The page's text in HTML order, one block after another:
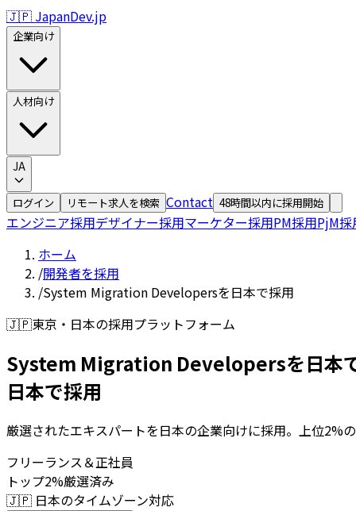
🇯🇵 JapanDev.jp
企業向け
人材向け
JA
ログイン リモート求人を検索 Contact 48時間以内に採用開始
エンジニア採用デザイナー採用マーケター採用PM採用PjM採
ホーム
/開発者を採用
/System Migration Developersを日本で採用
🇯🇵東京・日本の採用プラットフォーム
System Migration Developersを日本
日本で採用
厳選されたエキスパートを日本の企業向けに採用。上位2%
フリーランス＆正社員
トップ2%厳選済み
🇯🇵 日本のタイムゾーン対応